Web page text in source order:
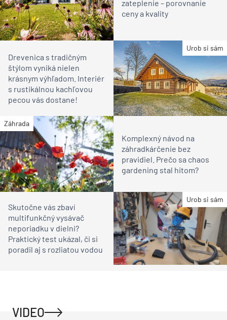
zateplenie – porovnanie
ceny a kvality
Urob si sám
Drevenica s tradičným
štýlom vyniká nielen
krásnym výhľadom. Interiér
s rustikálnou kachľovou
pecou vás dostane!
Záhrada
Komplexný návod na
záhradkárčenie bez
pravidiel. Prečo sa chaos
gardening stal hitom?
Urob si sám
Skutočne vás zbaví
multifunkčný vysávač
neporiadku v dielni?
Praktický test ukázal, či si
poradil aj s rozliatou vodou
VIDEO